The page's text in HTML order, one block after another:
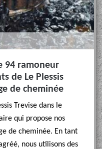
94 ramoneur
de Le Plessis
de cheminée
Trevise dans le
qui propose nos
de cheminée. En tant
nous utilisons des